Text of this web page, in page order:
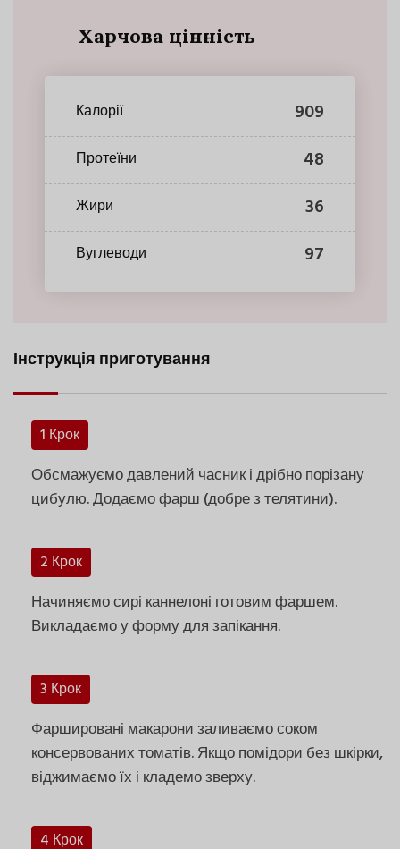
Харчова цінність
Калорії 909
Протеїни 48
Жири 36
Вуглеводи 97
Інструкція приготування
1 Крок
Обсмажуємо давлений часник і дрібно порізану
цибулю. Додаємо фарш (добре з телятини).
2 Крок
Начиняємо сирі каннелоні готовим фаршем.
Викладаємо у форму для запікання.
3 Крок
Фаршировані макарони заливаємо соком
консервованих томатів. Якщо помідори без шкірки,
віджимаємо їх і кладемо зверху.
4 Крок